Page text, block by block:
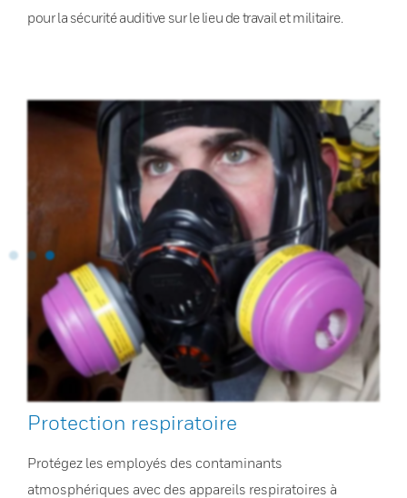
pour la sécurité auditive sur le lieu de travail et militaire.
Protection respiratoire
Protégez les employés des contaminants
atmosphériques avec des appareils respiratoires à